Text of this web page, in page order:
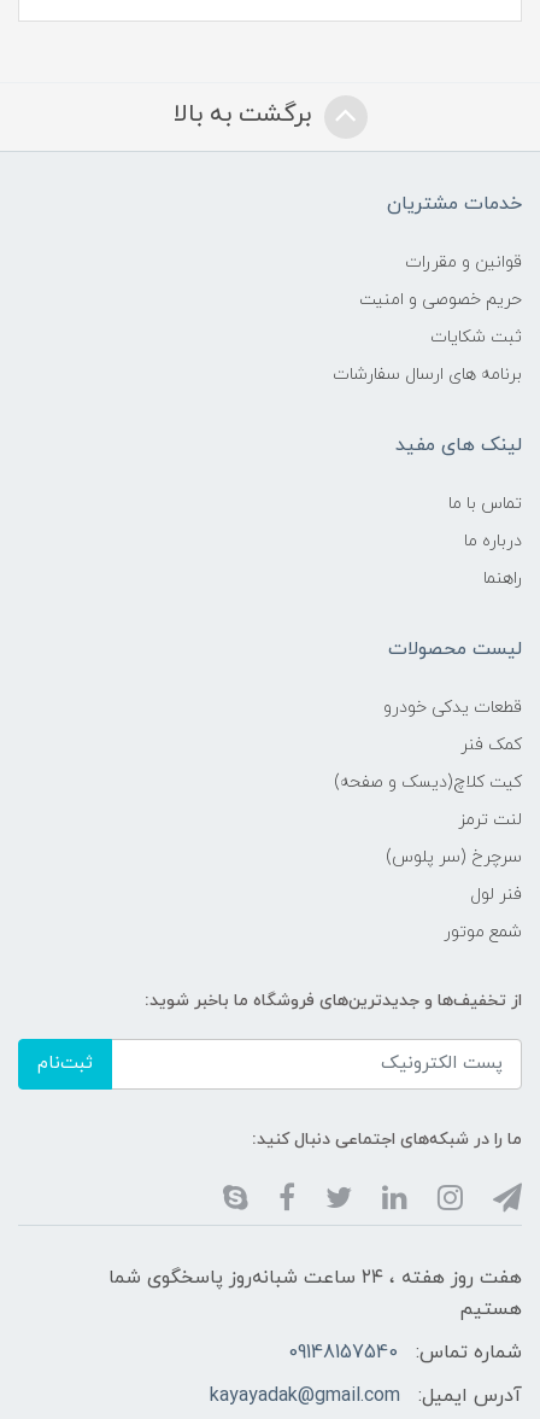
برگشت به بالا
خدمات مشتریان
قوانین و مقررات
حریم خصوصی و امنیت
ثبت شکایات
برنامه های ارسال سفارشات
لینک های مفید
تماس با ما
درباره ما
راهنما
لیست محصولات
قطعات یدکی خودرو
کمک فنر
کیت کلاچ(دیسک و صفحه)
لنت ترمز
سرچرخ (سر پلوس)
فنر لول
شمع موتور
از تخفیف‌ها و جدیدترین‌های فروشگاه ما باخبر شوید:
ثبت‌نام
ما را در شبکه‌های اجتماعی دنبال کنید:
هفت روز هفته ، ۲۴ ساعت شبانه‌روز پاسخگوی شما
هستیم
شماره تماس:
09148157540
آدرس ایمیل:
kayayadak@gmail.com